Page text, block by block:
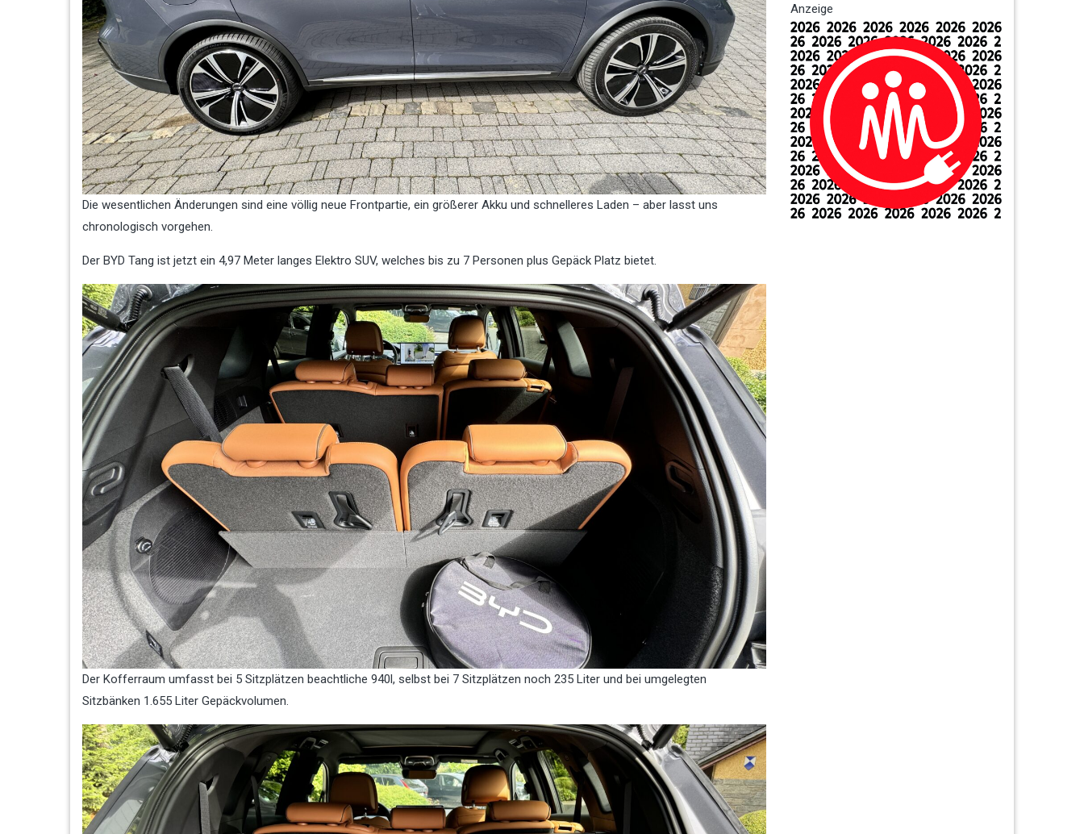
Die wesentlichen Änderungen sind eine völlig neue Frontpartie, ein größerer Akku und schnelleres Laden – aber lasst uns
chronologisch vorgehen.
Der BYD Tang ist jetzt ein 4,97 Meter langes Elektro SUV, welches bis zu 7 Personen plus Gepäck Platz bietet.
Der Kofferraum umfasst bei 5 Sitzplätzen beachtliche 940l, selbst bei 7 Sitzplätzen noch 235 Liter und bei umgelegten
Sitzbänken 1.655 Liter Gepäckvolumen.
Anzeige